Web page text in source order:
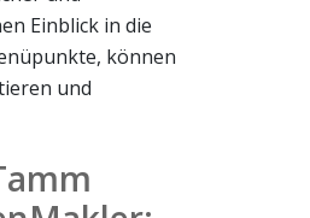
Einblick in die
können
und